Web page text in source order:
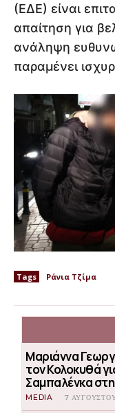
(ΕΔΕ) είναι
απαίτηση για
ανάληψη
παραμένει
Tags Ράνια Τζίμα
Μαριάννα
τον Κολοκυθά
Σαμπαλένκα
MEDIA 7